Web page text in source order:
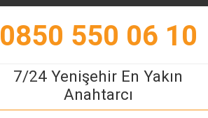
0850 550 06 10
7/24 Yenişehir En Yakın
Anahtarcı